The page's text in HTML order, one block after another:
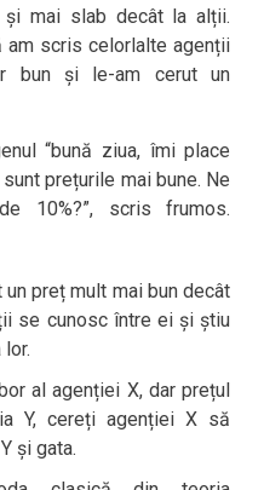
și mai slab decât la alții.
am scris celorlalte agenții
bun și le-am cerut un
“bună ziua, îmi place
prețurile mai bune. Ne
10%?”, scris frumos.
preț mult mai bun decât
se cunosc între ei și știu
al agenției X, dar prețul
Y, cereți agenției X să
și gata.